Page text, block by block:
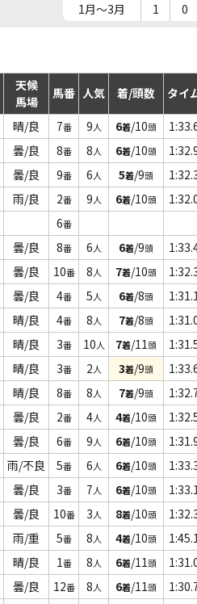
1月～3月
1 0
天候
馬場
馬番 人気 着/頭数 タイ
晴/良 7番 9人 6着/10頭
曇/良 8番 8人 6着/10頭
曇/良 9番 6人 5着/9頭
雨/良 2番 9人 6着/10頭
6番
曇/良 8番 6人 6着/9頭
曇/良 10番 8人 7着/10頭
曇/良 4番 5人 6着/8頭
晴/良 4番 8人 7着/8頭
晴/良 3番 10人 7着/11頭
晴/良 3番 2人 3着/9頭
晴/良 8番 8人 7着/9頭
曇/良 2番 4人 4着/10頭
曇/良 6番 9人 6着/10頭
雨/不良 5番 6人 6着/10頭
曇/良 3番 7人 6着/10頭
曇/良 10番 3人 8着/10頭
雨/重 5番 8人 4着/10頭
晴/良 1番 8人 6着/11頭
曇/良 12番 8人 6着/11頭